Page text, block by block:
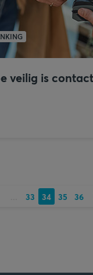
veilig is
33 34 35 36